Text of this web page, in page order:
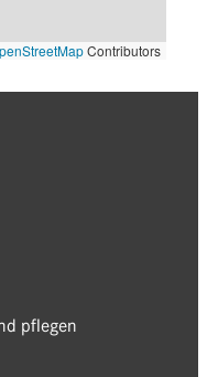
Contributors
pflegen